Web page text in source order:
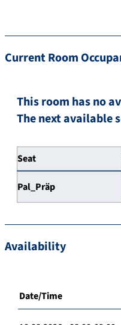
Current Room
This room has no
The next available
Seat
Pal_Präp
Availability
Date/Time